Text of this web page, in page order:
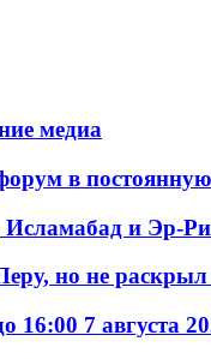
медиа
в
и Эр-
но не
16:00 7 августа